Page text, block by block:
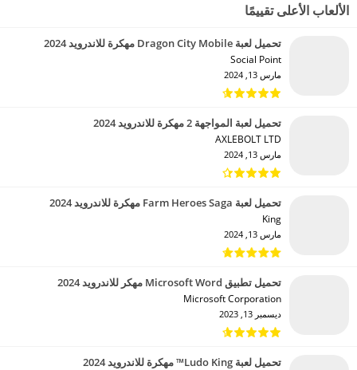
الألعاب الأعلى تقييمًا
تحميل لعبة Dragon City Mobile مهكرة للاندرويد 2024
Social Point‏
مارس 13, 2024
تحميل لعبة المواجهة 2 مهكرة للاندرويد 2024
AXLEBOLT LTD‏
مارس 13, 2024
تحميل لعبة Farm Heroes Saga مهكرة للاندرويد 2024
King‏
مارس 13, 2024
تحميل تطبيق Microsoft Word مهكر للاندرويد 2024
Microsoft Corporation‏
ديسمبر 13, 2023
تحميل لعبة Ludo King™ مهكرة للاندرويد 2024